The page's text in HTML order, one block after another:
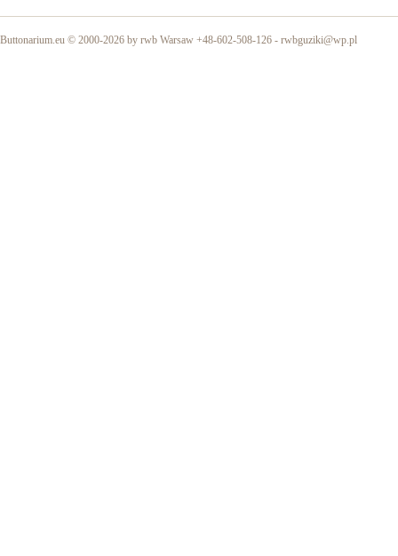
Buttonarium.eu © 2000-2026 by rwb Warsaw +48-602-508-126 - rwbguziki@wp.pl